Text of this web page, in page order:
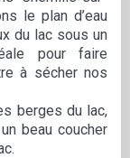
le plan d’eau
du lac sous un
pour faire
à sécher nos
berges du lac,
beau coucher